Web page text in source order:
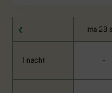
ma 28
1 nacht -